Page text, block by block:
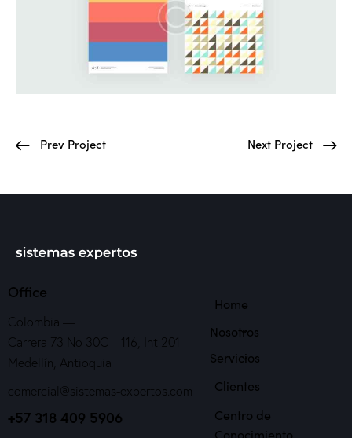
Prev Project Next Project
Office
Colombia —
Carrera 73 No 30C – 116, Int 201
Medellín, Antioquia
comercial@sistemas-expertos.com
+57 318 409 5906
Home
Nosotros
Servicios
Clientes
Centro de